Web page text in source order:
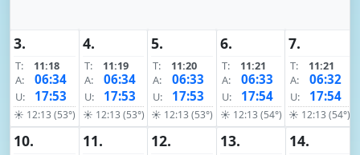
3.
T:
11:18
A:
06:34
U: 17:53
☀ 12:13 (53°)
4.
T:
11:19
A:
06:34
U: 17:53
☀ 12:13 (53°)
5.
T:
11:20
A:
06:33
U: 17:53
☀ 12:13 (53°)
6.
T:
11:21
A:
06:33
U: 17:54
☀ 12:13 (54°)
7.
T:
11:21
A:
06:32
U: 17:54
☀ 12:13 (54°)
10. 11. 12. 13. 14.